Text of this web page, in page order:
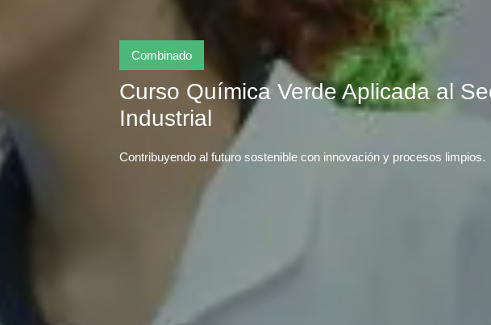
Combinado
Curso Química Verde Aplicada al
Industrial
Contribuyendo al futuro sostenible con innovación y procesos limpios.